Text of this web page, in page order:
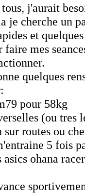
j'aurait
je cherche un
et
faire mes
quelques
pour 58kg
(ou tres
routes ou
5 fois
asics ohana